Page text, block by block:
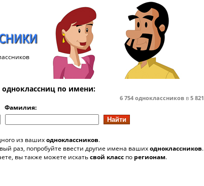
по имени:
6 754 одноклассников в 5 821
Фамилия:
из вашиходноклассников.
раз, попробуйте ввести другие имена вашиходноклассников.
вы также можете искатьсвой класс по регионам.